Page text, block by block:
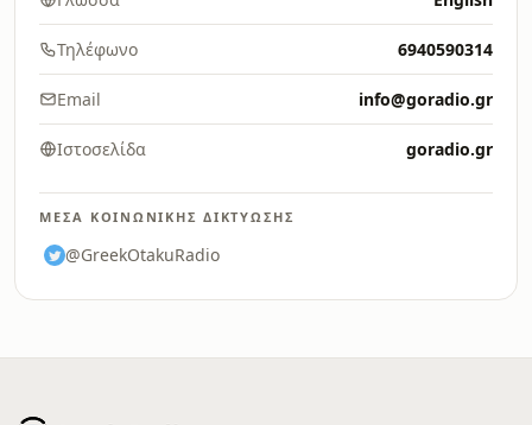
Τηλέφωνο 6940590314
Email info@goradio.gr
Ιστοσελίδα goradio.gr
ΜΈΣΑ ΚΟΙΝΩΝΙΚΉΣ ΔΙΚΤΎΩΣΗΣ
@GreekOtakuRadio